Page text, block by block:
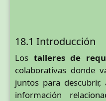
18.1 Introducción
Los talleres de
colaborativas donde
juntos para
información